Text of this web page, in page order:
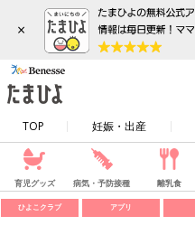
×
TOP 妊娠・出産
育児グッズ 病気・予防接種 離乳食
ひよこクラブ アプリ